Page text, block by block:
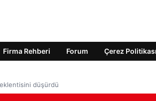
Firma Rehberi Forum Çerez Politikası
düşürdü